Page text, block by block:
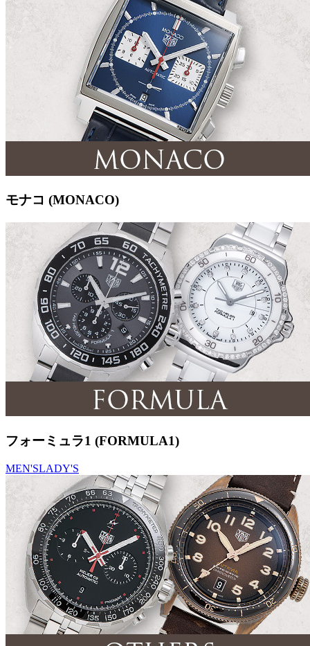
モナコ (MONACO)
フォーミュラ1 (FORMULA1)
MEN'SLADY'S